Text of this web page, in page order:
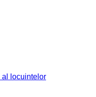
al locuintelor